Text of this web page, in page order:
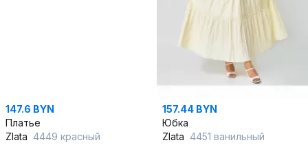
147.6 BYN
Платье
Zlata 4449 красный
157.44 BYN
Юбка
Zlata 4451 ванильный